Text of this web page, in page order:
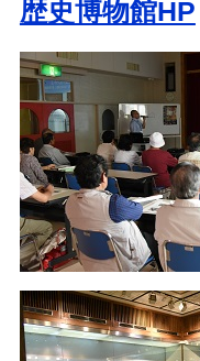
歴史博物館HP